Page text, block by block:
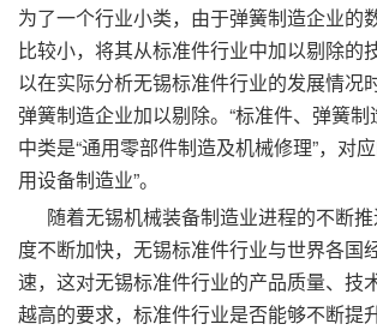
为了一个行业小类，由于弹簧制造企业的
比较小，将其从标准件行业中加以剔除的
以在实际分析无锡标准件行业的发展情况
弹簧制造企业加以剔除。“标准件、弹簧制
中类是“通用零部件制造及机械修理”，对
用设备制造业”。
随着无锡机械装备制造业进程的不断推
度不断加快，无锡标准件行业与世界各国
速，这对无锡标准件行业的产品质量、技
越高的要求，标准件行业是否能够不断提